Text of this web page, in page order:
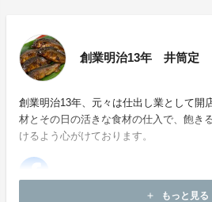
創業明治13年 井筒定
創業明治13年、元々は仕出し業として開
材とその日の活きな食材の仕入で、飽き
けるよう心がけております。
add もっと見る